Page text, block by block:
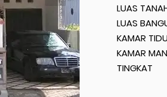
LUAS
LUAS
KAMAR
KAMAR
TINGKAT